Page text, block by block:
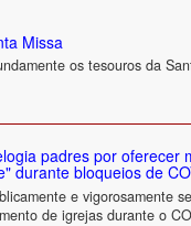
Missa
os tesouros da
padres por oferecer
durante bloqueios de
e vigorosamente
de igrejas durante o